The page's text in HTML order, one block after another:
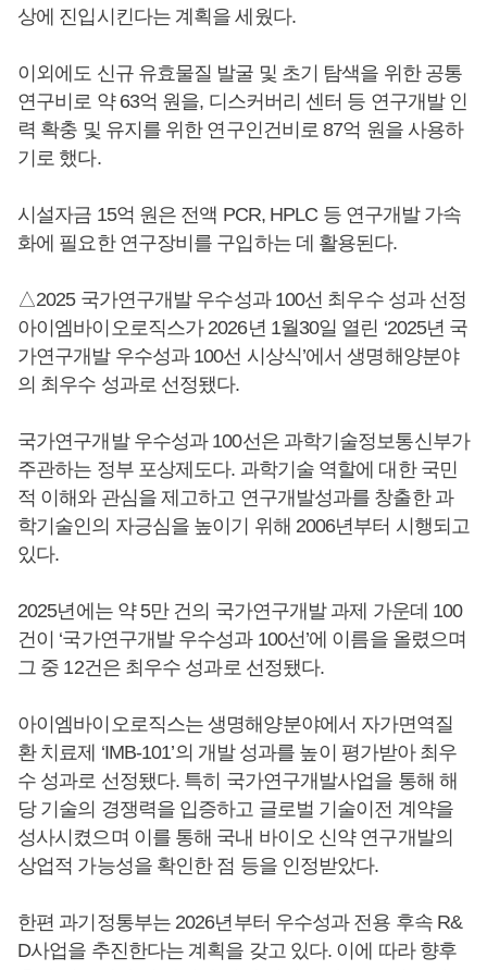
상에 진입시킨다는 계획을 세웠다.
이외에도 신규 유효물질 발굴 및 초기 탐색을 위한 공통
연구비로 약 63억 원을, 디스커버리 센터 등 연구개발 인
력 확충 및 유지를 위한 연구인건비로 87억 원을 사용하
기로 했다.
시설자금 15억 원은 전액 PCR, HPLC 등 연구개발 가속
화에 필요한 연구장비를 구입하는 데 활용된다.
△2025 국가연구개발 우수성과 100선 최우수 성과 선정
아이엠바이오로직스가 2026년 1월30일 열린 ‘2025년 국
가연구개발 우수성과 100선 시상식’에서 생명해양분야
의 최우수 성과로 선정됐다.
국가연구개발 우수성과 100선은 과학기술정보통신부가
주관하는 정부 포상제도다. 과학기술 역할에 대한 국민
적 이해와 관심을 제고하고 연구개발성과를 창출한 과
학기술인의 자긍심을 높이기 위해 2006년부터 시행되고
있다.
2025년에는 약 5만 건의 국가연구개발 과제 가운데 100
건이 ‘국가연구개발 우수성과 100선’에 이름을 올렸으며
그 중 12건은 최우수 성과로 선정됐다.
아이엠바이오로직스는 생명해양분야에서 자가면역질
환 치료제 ‘IMB-101’의 개발 성과를 높이 평가받아 최우
수 성과로 선정됐다. 특히 국가연구개발사업을 통해 해
당 기술의 경쟁력을 입증하고 글로벌 기술이전 계약을
성사시켰으며 이를 통해 국내 바이오 신약 연구개발의
상업적 가능성을 확인한 점 등을 인정받았다.
한편 과기정통부는 2026년부터 우수성과 전용 후속 R&
D사업을 추진한다는 계획을 갖고 있다. 이에 따라 향후